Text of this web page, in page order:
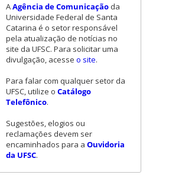
AAgência de Comunicação da
Universidade Federal de Santa
Catarina é o setor responsável
pela atualização de notícias no
site da UFSC. Para solicitar uma
divulgação, acesse o site.
Para falar com qualquer setor da
UFSC, utilize o Catálogo
Telefônico.
Sugestões, elogios ou
reclamações devem ser
encaminhados para a Ouvidoria
da UFSC.